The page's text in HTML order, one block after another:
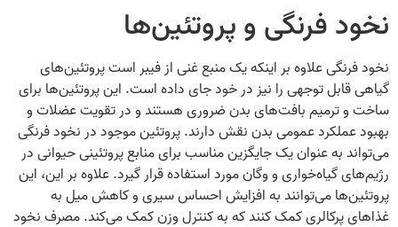
نخود فرنگی و پروتئین‌ها
نخود فرنگی علاوه بر اینکه یک منبع غنی از فیبر است پروتئین‌های
گیاهی قابل توجهی را نیز در خود جای داده است. این پروتئین‌ها برای
ساخت و ترمیم بافت‌های بدن ضروری هستند و در تقویت عضلات و
بهبود عملکرد عمومی بدن نقش دارند. پروتئین موجود در نخود فرنگی
می‌تواند به عنوان یک جایگزین مناسب برای منابع پروتئینی حیوانی در
رژیم‌های گیاه‌خواری و وگان مورد استفاده قرار گیرد. علاوه بر این، این
پروتئین‌ها می‌توانند به افزایش احساس سیری و کاهش میل به
غذاهای پرکالری کمک کنند که به کنترل وزن کمک می‌کند. مصرف نخود